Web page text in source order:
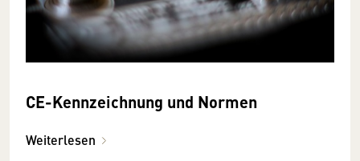
CE-Kennzeichnung und Normen
Weiterlesen